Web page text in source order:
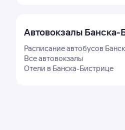
Автовокзалы Банска-
Расписание автобусов
Все автовокзалы
Отели в Банска-Бистрице